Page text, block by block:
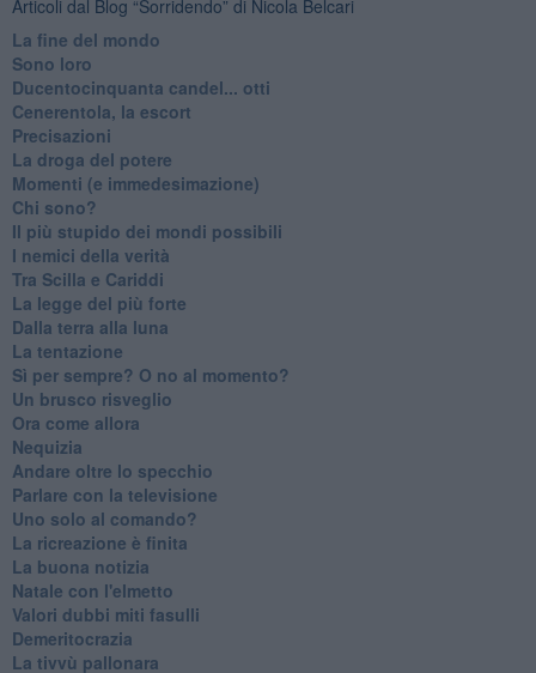
Articoli dal Blog “Sorridendo” di Nicola Belcari
La fine del mondo
Sono loro
Ducentocinquanta candel... otti
Cenerentola, la escort
Precisazioni
La droga del potere
Momenti (e immedesimazione)
Chi sono?
Il più stupido dei mondi possibili
I nemici della verità
Tra Scilla e Cariddi
La legge del più forte
Dalla terra alla luna
La tentazione
​Sì per sempre? O no al momento?
Un brusco risveglio
Ora come allora
Nequizia
Andare oltre lo specchio
Parlare con la televisione
Uno solo al comando?
La ricreazione è finita
La buona notizia
Natale con l'elmetto
Valori dubbi miti fasulli
Demeritocrazia
La tivvù pallonara